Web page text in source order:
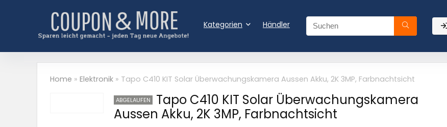
Kategorien Händler
Home » Elektronik » Tapo C410 KIT Solar Überwachungskamera Aussen Akku, 2K 3MP, Farbnachtsicht
ABGELAUFEN
Tapo C410 KIT Solar Überwachungskamera
Aussen Akku, 2K 3MP, Farbnachtsicht